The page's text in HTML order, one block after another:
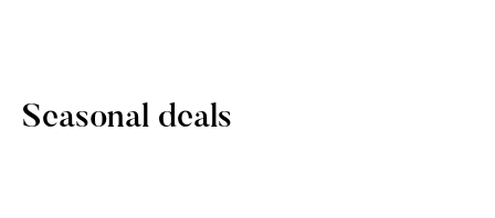
Seasonal deals